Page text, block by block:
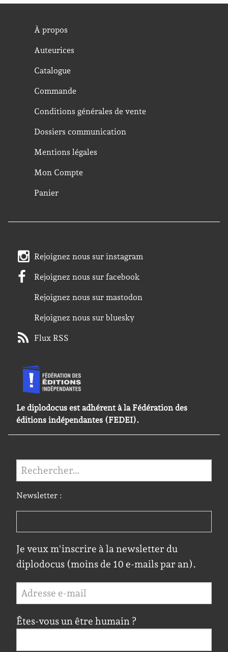
À propos
Auteurices
Catalogue
Commande
Conditions générales de vente
Dossiers communication
Mentions légales
Mon Compte
Panier
Rejoignez nous sur instagram
Rejoignez nous sur facebook
Rejoignez nous sur mastodon
Rejoignez nous sur bluesky
Flux RSS
Le diplodocus est adhérent à la Fédération des
éditions indépendantes (FEDEI).
Rechercher :
Newsletter :
Je veux m'inscrire à la newsletter du
diplodocus (moins de 10 e-mails par an).
Êtes-vous un être humain ?